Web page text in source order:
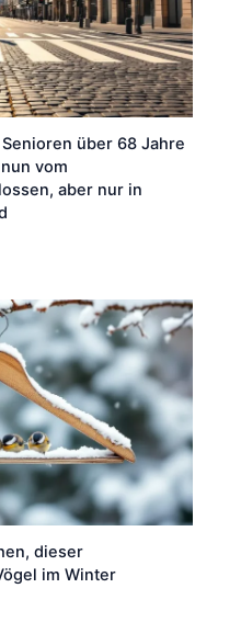
über 68 Jahre
vom
aber nur in
dieser
im Winter